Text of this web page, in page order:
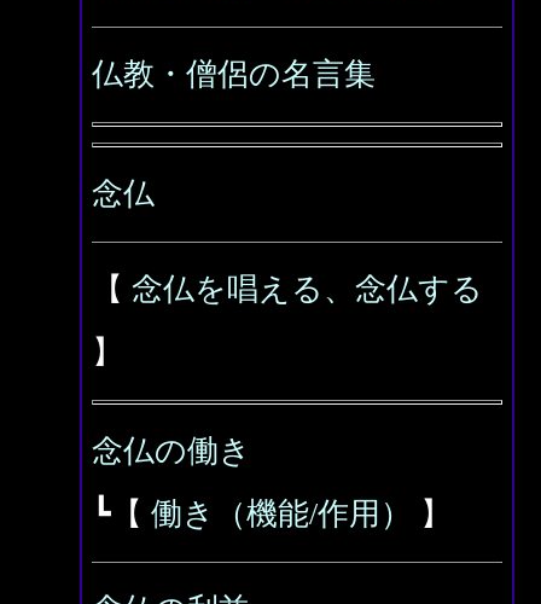
仏教・僧侶の名言集
念仏
【 念仏を唱える、念仏する
】
念仏の働き
┗【 働き（機能/作用） 】